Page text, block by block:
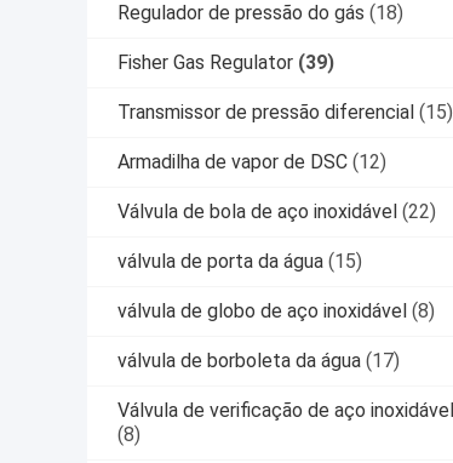
Regulador de pressão do gás (18)
Fisher Gas Regulator (39)
Transmissor de pressão diferencial (15)
Armadilha de vapor de DSC (12)
Válvula de bola de aço inoxidável (22)
válvula de porta da água (15)
válvula de globo de aço inoxidável (8)
válvula de borboleta da água (17)
Válvula de verificação de aço inoxidável
(8)